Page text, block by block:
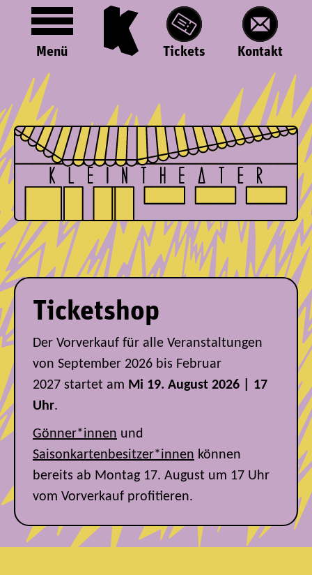
Menü Tickets Kontakt
Ticketshop
Der Vorverkauf für alle Veranstaltungen
von September 2026 bis Februar
2027 startet am Mi 19. August 2026 | 17
Uhr.
Gönner*innen und
Saisonkartenbesitzer*innen können
bereits ab Montag 17. August um 17 Uhr
vom Vorverkauf profitieren.